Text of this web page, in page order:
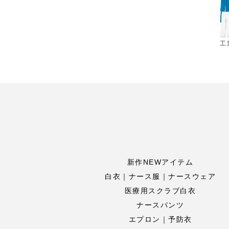
工
新作NEWアイテム
白衣｜ナース服｜ナースウェア
医療用スクラブ白衣
ナースパンツ
エプロン｜予防衣